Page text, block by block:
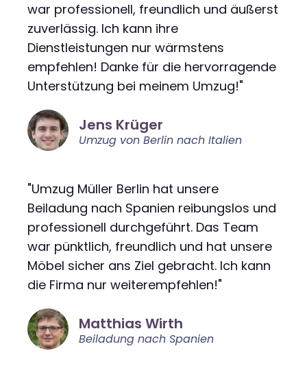
war professionell, freundlich und äußerst
zuverlässig. Ich kann ihre
Dienstleistungen nur wärmstens
empfehlen! Danke für die hervorragende
Unterstützung bei meinem Umzug!"
Jens Krüger
Umzug von Berlin nach Italien
"Umzug Müller Berlin hat unsere
Beiladung nach Spanien reibungslos und
professionell durchgeführt. Das Team
war pünktlich, freundlich und hat unsere
Möbel sicher ans Ziel gebracht. Ich kann
die Firma nur weiterempfehlen!"
Matthias Wirth
Beiladung nach Spanien